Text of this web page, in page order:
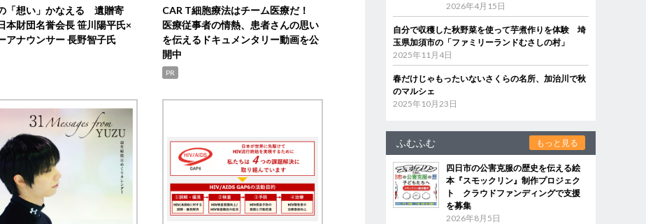
「想い」かなえる 遺贈寄
財団名誉会長 笹川陽平氏×
アナウンサー 長野智子氏
CAR T細胞療法はチーム医療だ！
医療従事者の情熱、患者さんの思い
を伝えるドキュメンタリー動画を公
開中
PR
2026年4月15日
自分で収穫した秋野菜を使って芋煮作りを体験 埼
玉県加須市の「ファミリーランドむさしの村」
2025年11月4日
春だけじゃもったいないさくらの名所、加治川で秋
のマルシェ
2025年10月23日
ふむふむ もっと見る
四日市の公害克服の歴史を伝える絵
本『スモックリン』制作プロジェク
ト クラウドファンディングで支援
を募集
2026年8月5日